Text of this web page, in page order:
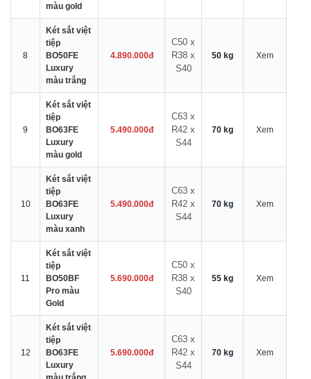
màu gold
8
Két sắt việt
tiệp
BO50FE
Luxury
màu trắng
4.890.000đ
C50 x
R38 x
S40
50 kg Xem
9
Két sắt việt
tiệp
BO63FE
Luxury
màu gold
5.490.000đ
C63 x
R42 x
S44
70 kg Xem
10
Két sắt việt
tiệp
BO63FE
Luxury
màu xanh
5.490.000đ
C63 x
R42 x
S44
70 kg Xem
11
Két sắt việt
tiệp
BO50BF
Pro màu
Gold
5.690.000đ
C50 x
R38 x
S40
55 kg Xem
12
Két sắt việt
tiệp
BO63FE
Luxury
5.690.000đ
C63 x
R42 x
S44
70 kg Xem